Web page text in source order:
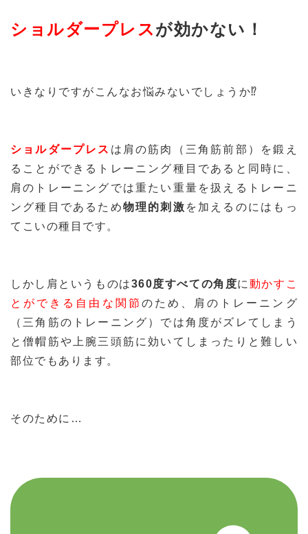
ショルダープレスが効かない！
いきなりですがこんなお悩みないでしょうか⁉
ショルダープレス は肩の筋肉（三角筋前部）を鍛え
ることができるトレーニング種目であると同時に、
肩のトレーニングでは重たい重量を扱えるトレーニ
ング種目であるため物理的刺激 を加えるのにはもっ
てこいの種目です。
しかし肩というものは360度すべての角度に 動かすこ
とができる自由な関節 のため、肩のトレーニング
（三角筋のトレーニング）では角度がズレてしまう
と僧帽筋や上腕三頭筋に効いてしまったりと難しい
部位でもあります。
そのために…